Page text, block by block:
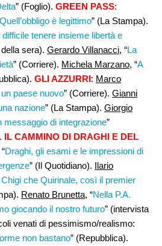
” (Foglio). GREEN PASS:
Quell’obbligo è legittimo” (La Stampa).
tenere insieme libertà e
sera). Gerardo Villanacci, “La
” (Corriere). Michela Marzano, “A
GLI AZZURRI: Marco
paese nuovo” (Corriere). Gianni
nazione” (La Stampa). Giorgio
messaggio di integrazione”
IL CAMMINO DI DRAGHI E DEL
“Draghi, gli esami e le impressioni di
” (Il Quotidiano). Ilario
che Quirinale, così il premier
Renato Brunetta, “Nella P.A.
giocando il nostro futuro” (intervista
venati di pessimismo/realismo:
non bastano” (Repubblica).